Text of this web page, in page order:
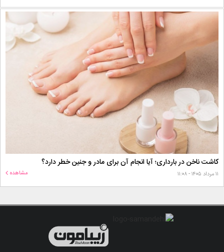
کاشت ناخن در بارداری؛ آیا انجام آن برای مادر و جنین خطر دارد؟
۱۱ مرداد ۱۴۰۵ - ۱۱:۰۸ مشاهده